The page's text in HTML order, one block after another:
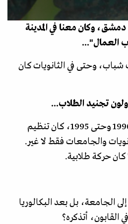
وكان معنا في المدينة
العمال"...
وحتى في الثانويات كان
تجنيد الطلاب...
- بصراحة، من 1985 إلى 1990 وحتى 1995، كان تنظيم
والجامعات فقط لا غير.
حركة طلابية.
الجامعة، بل بعد البكالوريا
أتذكره؟